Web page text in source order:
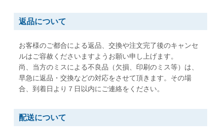
角形3号
W216 x H277 mm W197 x H267 mm
角形5号
W190 x H240 mm
A5用紙が折らずに入る
角形6号
W162 x H229 mm
A5用紙が折らずに入る
角形7号
返品について
お客様のご都合による返品、交換や注文完了後のキャンセ
ルはご容赦くださいますようお願い申し上げます。
尚、当方のミスによる不良品（欠損、印刷のミス等）は、
早急に返品・交換などの対応をさせて頂きます。その場
合、到着日より７日以内にご連絡をください。
配送について